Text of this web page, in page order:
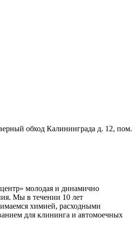
обход Калининграда д. 12, пом.
молодая и динамично
Мы в течении 10 лет
химией, расходными
для клининга и автомоечных